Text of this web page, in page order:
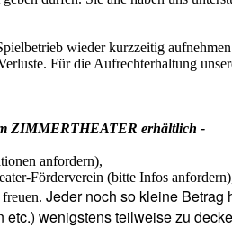
wieder kurzzeitig
Für die Aufrechterhaltung
ZIMMERTHEATER erhältlich -
anfordern),
Förderverein (bitte Infos
freuen. Jeder noch so kleine Betrag
wenigstens teilweise zu